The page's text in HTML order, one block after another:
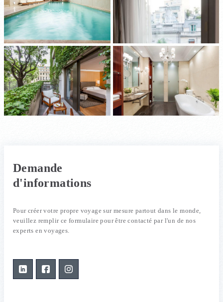
Demande
d'informations
Pour créer votre propre voyage sur mesure partout dans le monde,
veuillez remplir ce formulaire pour être contacté par l'un de nos
experts en voyages.